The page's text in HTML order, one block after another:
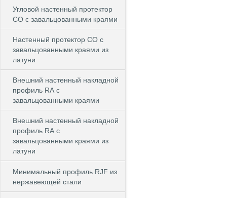
Угловой настенный протектор
СО с завальцованными краями
Настенный протектор СО с
завальцованными краями из
латуни
Внешний настенный накладной
профиль RА с
завальцованными краями
Внешний настенный накладной
профиль RА с
завальцованными краями из
латуни
Минимальный профиль RJF из
нержавеющей стали